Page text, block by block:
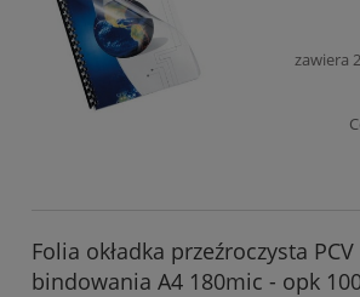
zawiera
Folia okładka przeźroczysta
bindowania A4 180mic - opk